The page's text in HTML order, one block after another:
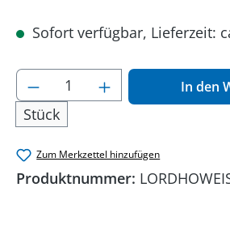
Sofort verfügbar, Lieferzeit:
Produkt Anzahl: Gib den
Stück
In den
Zum Merkzettel hinzufügen
Produktnummer: